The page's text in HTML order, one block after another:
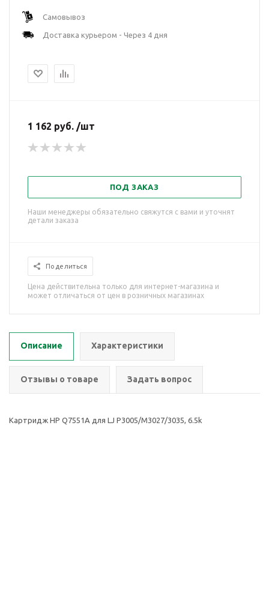
Самовывоз
Доставка курьером - Через 4 дня
1 162 руб. /шт
ПОД ЗАКАЗ
Наши менеджеры обязательно свяжутся с вами и уточнят
детали заказа
Поделиться
Цена действительна только для интернет-магазина и
может отличаться от цен в розничных магазинах
Описание Характеристики
Отзывы о товаре Задать вопрос
Картридж HP Q7551A для LJ P3005/M3027/3035, 6.5k